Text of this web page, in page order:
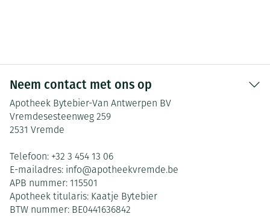
Neem contact met ons op
Apotheek Bytebier-Van Antwerpen BV
Vremdesesteenweg 259
2531 Vremde
Telefoon: +32 3 454 13 06
E-mailadres: info@apotheekvremde.be
APB nummer: 115501
Apotheek titularis: Kaatje Bytebier
BTW nummer: BE0441636842